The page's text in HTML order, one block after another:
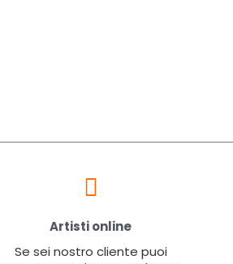
Artisti online
Se sei nostro cliente puoi